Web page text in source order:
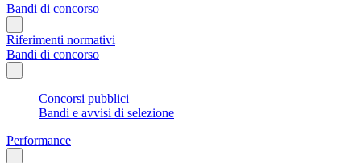
Bandi di concorso
Riferimenti normativi
Bandi di concorso
Concorsi pubblici
Bandi e avvisi di selezione
Performance